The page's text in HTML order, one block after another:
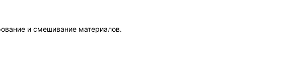
и смешивание материалов.